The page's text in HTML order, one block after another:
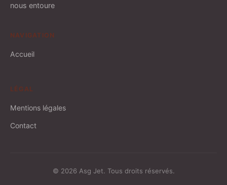
nous entoure
NAVIGATION
Accueil
LÉGAL
Mentions légales
Contact
© 2026 Asg Jet. Tous droits réservés.